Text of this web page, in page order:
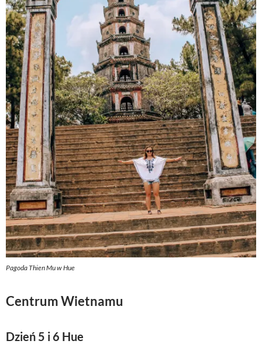
Pagoda Thien Mu w Hue
Centrum Wietnamu
Dzień 5 i 6 Hue